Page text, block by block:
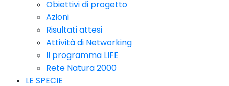
Obiettivi di progetto
Azioni
Risultati attesi
Attività di Networking
Il programma LIFE
Rete Natura 2000
LE SPECIE